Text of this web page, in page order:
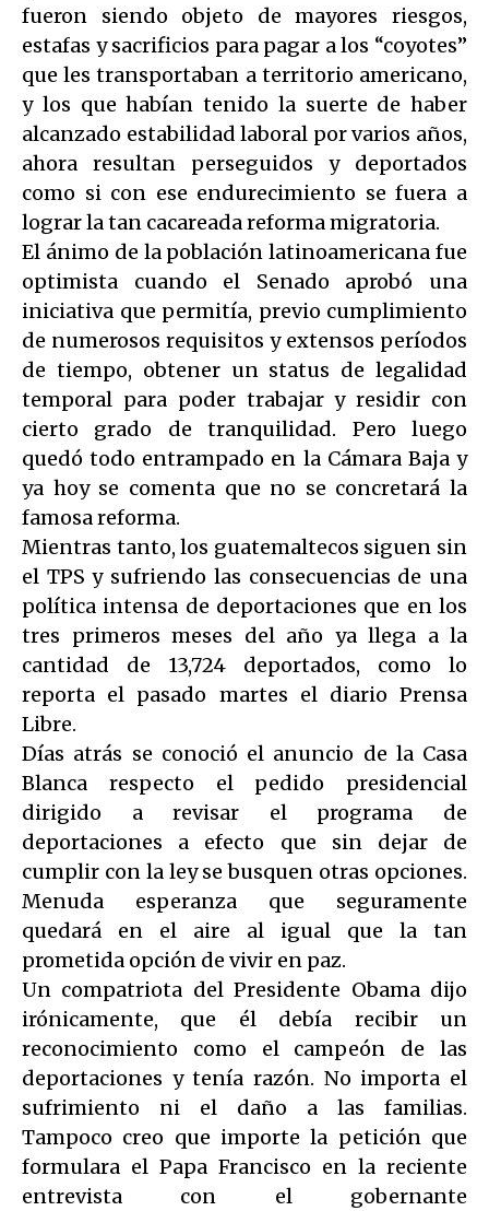
fueron siendo objeto de mayores riesgos,
estafas y sacrificios para pagar a los “coyotes”
que les transportaban a territorio americano,
y los que habían tenido la suerte de haber
alcanzado estabilidad laboral por varios años,
ahora resultan perseguidos y deportados
como si con ese endurecimiento se fuera a
lograr la tan cacareada reforma migratoria.
El ánimo de la población latinoamericana fue
optimista cuando el Senado aprobó una
iniciativa que permitía, previo cumplimiento
de numerosos requisitos y extensos períodos
de tiempo, obtener un status de legalidad
temporal para poder trabajar y residir con
cierto grado de tranquilidad. Pero luego
quedó todo entrampado en la Cámara Baja y
ya hoy se comenta que no se concretará la
famosa reforma.
Mientras tanto, los guatemaltecos siguen sin
el TPS y sufriendo las consecuencias de una
política intensa de deportaciones que en los
tres primeros meses del año ya llega a la
cantidad de 13,724 deportados, como lo
reporta el pasado martes el diario Prensa
Libre.
Días atrás se conoció el anuncio de la Casa
Blanca respecto el pedido presidencial
dirigido a revisar el programa de
deportaciones a efecto que sin dejar de
cumplir con la ley se busquen otras opciones.
Menuda esperanza que seguramente
quedará en el aire al igual que la tan
prometida opción de vivir en paz.
Un compatriota del Presidente Obama dijo
irónicamente, que él debía recibir un
reconocimiento como el campeón de las
deportaciones y tenía razón. No importa el
sufrimiento ni el daño a las familias.
Tampoco creo que importe la petición que
formulara el Papa Francisco en la reciente
entrevista con el gobernante